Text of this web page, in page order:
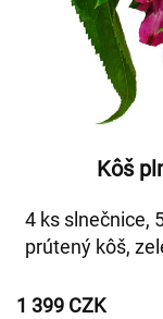
Kôš
4 ks slnečnice,
prútený kôš,
1 399 CZK